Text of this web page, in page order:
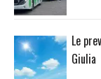
Le
Giulia